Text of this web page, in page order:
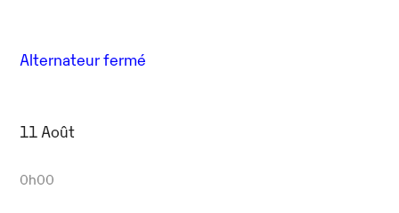
Alternateur fermé
11 Août
0h00